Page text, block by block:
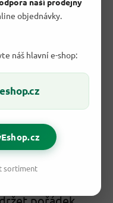
objednávky.
náš hlavní e-shop:
Chci si jen prohlédnout sortiment